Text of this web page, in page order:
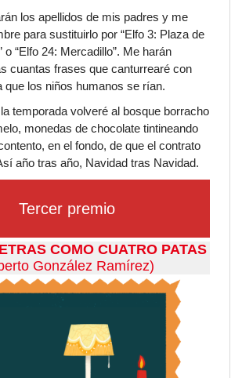
los apellidos de mis padres y me
para sustituirlo por “Elfo 3: Plaza de
o “Elfo 24: Mercadillo”. Me harán
cuantas frases que canturrearé con
que los niños humanos se rían.
temporada volveré al bosque borracho
monedas de chocolate tintineando
en el fondo, de que el contrato
año tras año, Navidad tras Navidad.
Tercer premio
COMO CUATRO PATAS
González Ramírez)